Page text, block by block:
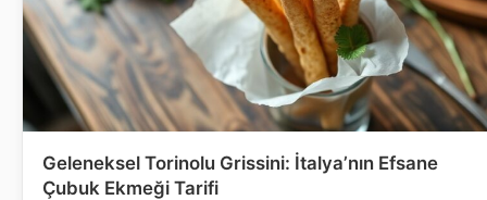
Geleneksel Torinolu Grissini: İtalya’nın Efsane
Çubuk Ekmeği Tarifi